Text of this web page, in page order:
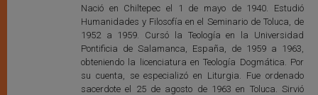
Nació en Chiltepec el 1 de mayo de 1940. Estudió
Humanidades y Filosofía en el Seminario de Toluca, de
1952 a 1959. Cursó la Teología en la Universidad
Pontificia de Salamanca, España, de 1959 a 1963,
obteniendo la licenciatura en Teología Dogmática. Por
su cuenta, se especializó en Liturgia. Fue ordenado
sacerdote el 25 de agosto de 1963 en Toluca. Sirvió